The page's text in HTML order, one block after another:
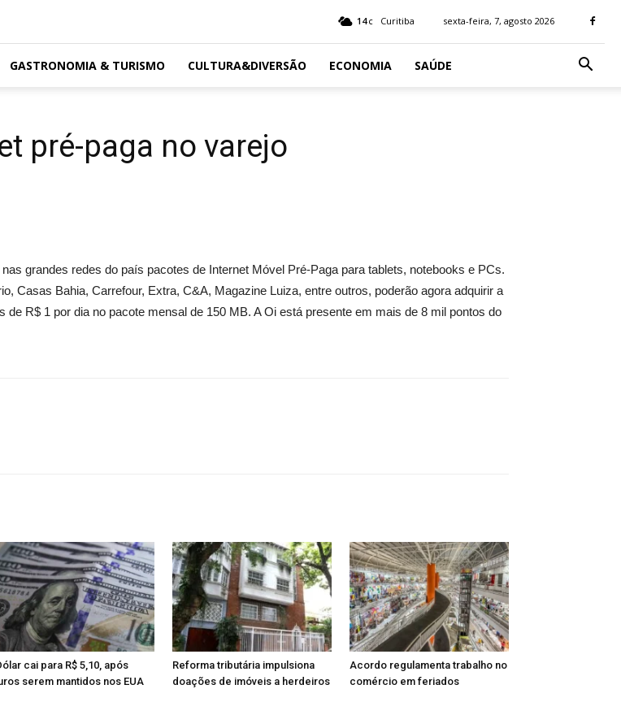
14 C Curitiba sexta-feira, 7, agosto 2026
GASTRONOMIA & TURISMO CULTURA&DIVERSÃO ECONOMIA SAÚDE
pré-paga no varejo
grandes redes do país pacotes de Internet Móvel Pré-Paga para tablets, notebooks e PCs.
Casas Bahia, Carrefour, Extra, C&A, Magazine Luiza, entre outros, poderão agora adquirir a
R$ 1 por dia no pacote mensal de 150 MB. A Oi está presente em mais de 8 mil pontos do
cai para R$ 5,10, após
serem mantidos nos EUA
Reforma tributária impulsiona
doações de imóveis a herdeiros
Acordo regulamenta trabalho no
comércio em feriados